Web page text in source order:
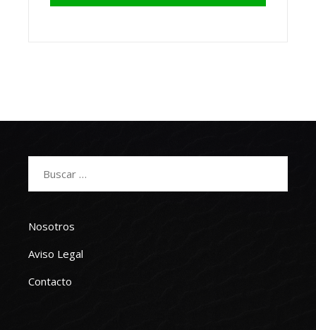
Nosotros
Aviso Legal
Contacto